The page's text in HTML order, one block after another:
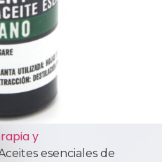
y
esenciales de